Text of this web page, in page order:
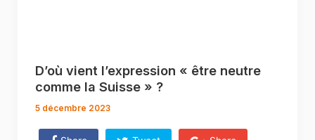
D’où vient l’expression « être neutre
comme la Suisse » ?
5 décembre 2023